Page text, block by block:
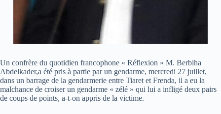
Un confrère du quotidien francophone « Réflexion » M. Berbiha
Abdelkader,a été pris à partie par un gendarme, mercredi 27 juillet,
dans un barrage de la gendarmerie entre Tiaret et Frenda, il a eu la
malchance de croiser un gendarme « zélé » qui lui a infligé deux pairs
de coups de points, a-t-on appris de la victime.